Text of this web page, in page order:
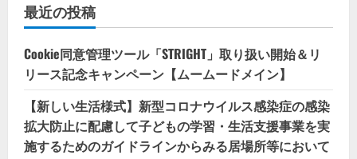
最近の投稿
Cookie同意管理ツール「STRIGHT」取り扱い開始＆リ
リース記念キャンペーン【ムームードメイン】
【新しい生活様式】新型コロナウイルス感染症の感染
拡大防止に配慮して子どもの学習・生活支援事業を実
施するためのガイドラインからみる居場所等において